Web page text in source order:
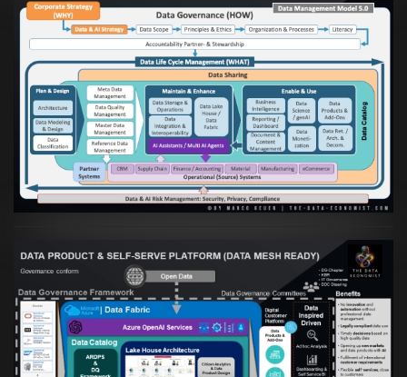
Artikel:Die moderne Architektur für
Daten- und KI-orientierte Unternehmen
VIEW
Artikel:Warum eine Data Governance
orientierte Data Fabric essenziell für
skalierbare qualitative Datenprodukte ist